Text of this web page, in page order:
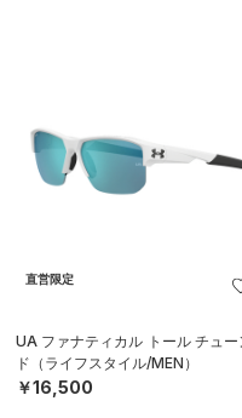
直営限定
UA ファナティカル トール チュー
ド（ライフスタイル/MEN）
￥16,500